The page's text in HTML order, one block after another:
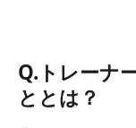
Q.トレーナ
ととは？